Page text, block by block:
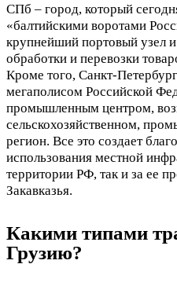
СПб – город, который
«балтийскими воротами
крупнейший портовый узел
обработки и перевозки
Кроме того, Санкт-
мегаполисом Российской
промышленным центром,
сельскохозяйственном,
регион. Все это создает
использования местной
территории РФ, так и за ее
Закавказья.
Какими типами
Грузию?